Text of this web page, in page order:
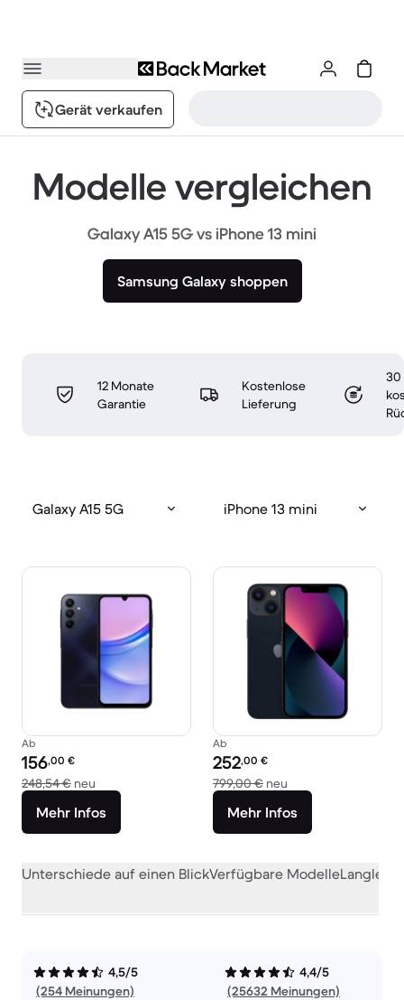
Gerät verkaufen
Modelle vergleichen
Galaxy A15 5G vs iPhone 13 mini
Samsung Galaxy shoppen
12 Monate
Garantie
Kostenlose
Lieferung
30
Galaxy A15 5G iPhone 13 mini
Ab
Preis des erneuerten Produkts:
156,00 €
248,54 € neu Im Vergleich zum Neupreis von 248,54 €
Mehr Infos
Ab
Preis des erneuerten Produkts:
252,00 €
799,00 € neu
Mehr Infos
Unterschiede auf einen BlickVerfügbare Modelle
4,5/5
(254 Meinungen)
4,4/5
(25632 Meinungen)